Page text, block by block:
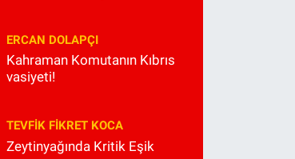
ERCAN DOLAPÇI
Kahraman Komutanın Kıbrıs
vasiyeti!
TEVFIK FIKRET KOCA
Zeytinyağında Kritik Eşik